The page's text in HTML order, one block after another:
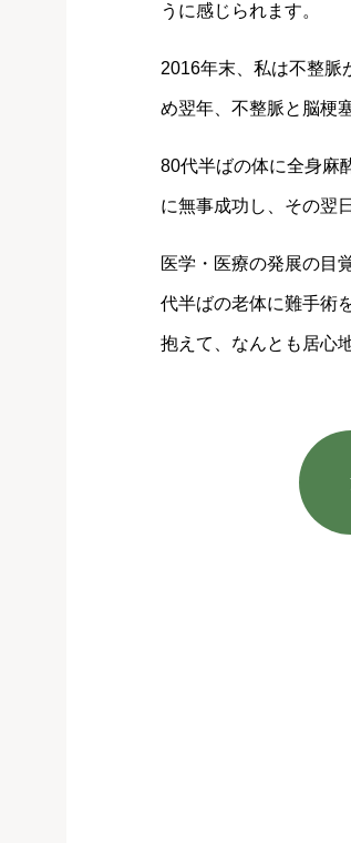
うに感じられます。
2016年末、私は不整脈
め翌年、不整脈と脳梗
80代半ばの体に全身麻
に無事成功し、その翌
医学・医療の発展の目
代半ばの老体に難手術
抱えて、なんとも居心